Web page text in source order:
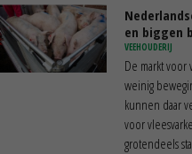
en biggen
VEEHOUDERIJ
De markt
weinig
kunnen daar
voor
grotendeels